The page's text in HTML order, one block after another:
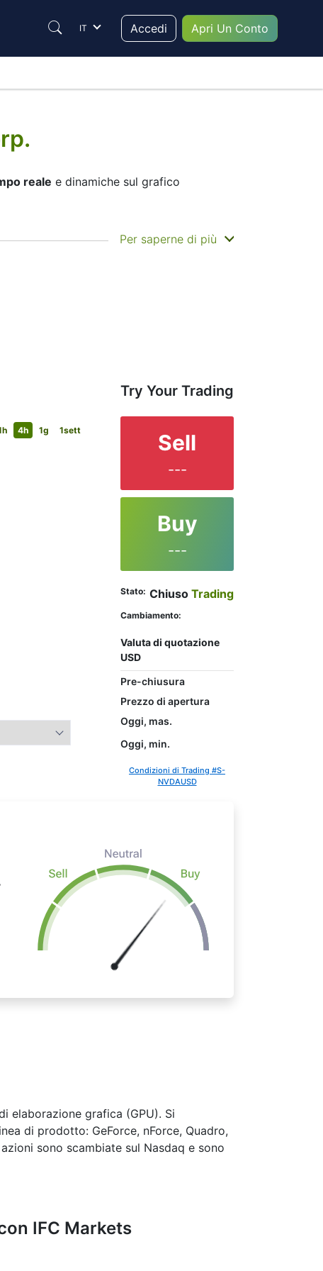
IT Accedi Apri Un Conto
reale e dinamiche sul grafico
di prezzo dello strumento.
IFC Markets, una volta il tipo viene
Per saperne di più
4h 1g 1sett
Try Your Trading
Sell
---
Buy
---
Stato: Chiuso Trading
Cambiamento:
Valuta di quotazione
USD
Pre-chiusura
Prezzo di apertura
Oggi, mas.
Oggi, min.
Condizioni di Trading #S-
NVDAUSD
elaborazione grafica (GPU). Si
di prodotto: GeForce, nForce, Quadro,
sono scambiate sul Nasdaq e sono
IFC Markets